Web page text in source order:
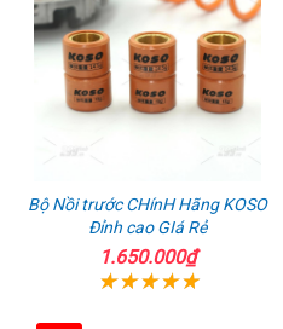
Bộ Nồi trước CHínH Hãng KOSO
Đỉnh cao GIá Rẻ
1.650.000₫